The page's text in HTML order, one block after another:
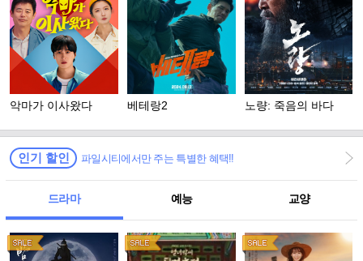
악마가 이사왔다 베테랑2 노량: 죽음의 바다
인기 할인 파일시티에서만 주는 특별한 혜택!!
드라마 예능 교양